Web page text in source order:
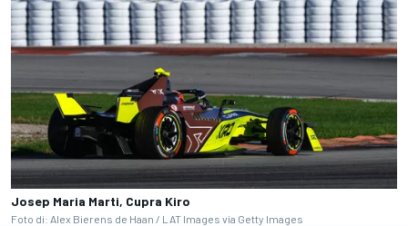
Josep Maria Marti, Cupra Kiro
Foto di: Alex Bierens de Haan / LAT Images via Getty Images